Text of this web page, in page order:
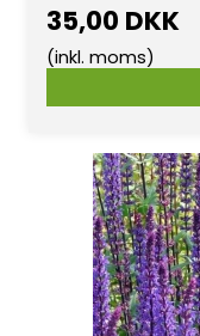
35,00 DKK
(inkl. moms)